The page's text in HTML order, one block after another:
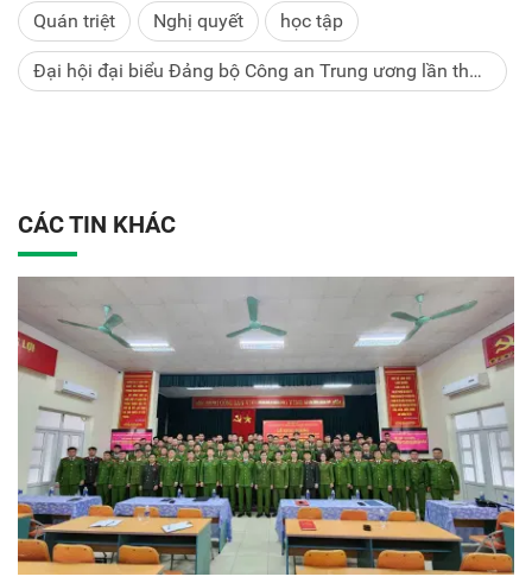
Quán triệt Nghị quyết học tập
Đại hội đại biểu Đảng bộ Công an Trung ương lần thứ
VIII
CÁC TIN KHÁC